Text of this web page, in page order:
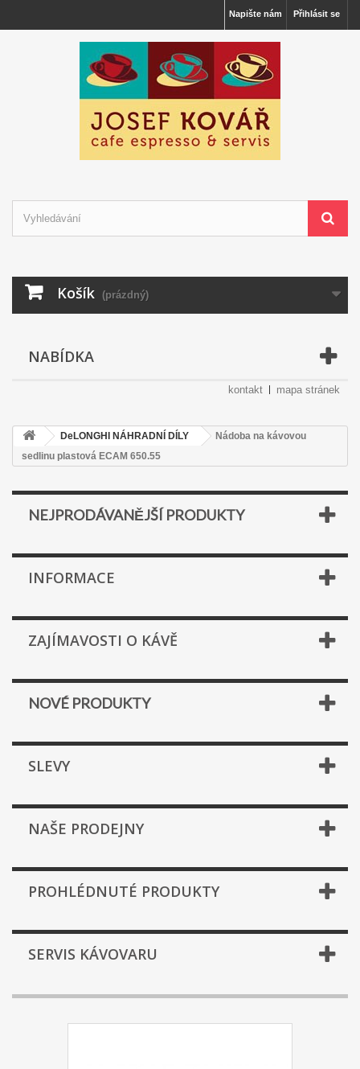
Přihlásit se
Napište nám
Košík (prázdný)
NABÍDKA
kontakt mapa stránek
DeLONGHI NÁHRADNÍ DÍLY
Nádoba na kávovou
sedlinu plastová ECAM 650.55
NEJPRODÁVANĚJŠÍ PRODUKTY
INFORMACE
ZAJÍMAVOSTI O KÁVĚ
NOVÉ PRODUKTY
SLEVY
NAŠE PRODEJNY
PROHLÉDNUTÉ PRODUKTY
SERVIS KÁVOVARU